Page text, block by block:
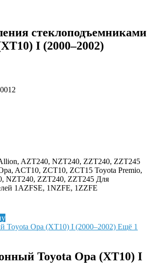
стеклоподъемниками
I (2000–2002)
AZT240, NZT240, ZZT240, ZZT245
ACT10, ZCT10, ZCT15 Toyota Premio,
NZT240, ZZT240, ZZT245 Для
1AZFSE, 1NZFE, 1ZZFE
Ещё 1
Toyota Opa (XT10) I